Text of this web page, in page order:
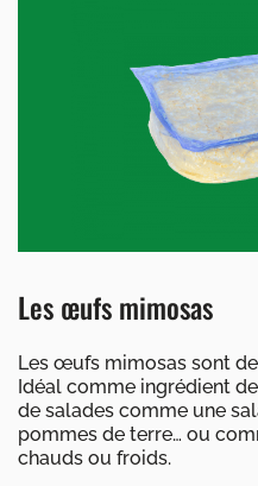
Les œufs mimosas
Les œufs mimosas sont
Idéal comme ingrédient
de salades comme une
pommes de terre… ou
chauds ou froids.